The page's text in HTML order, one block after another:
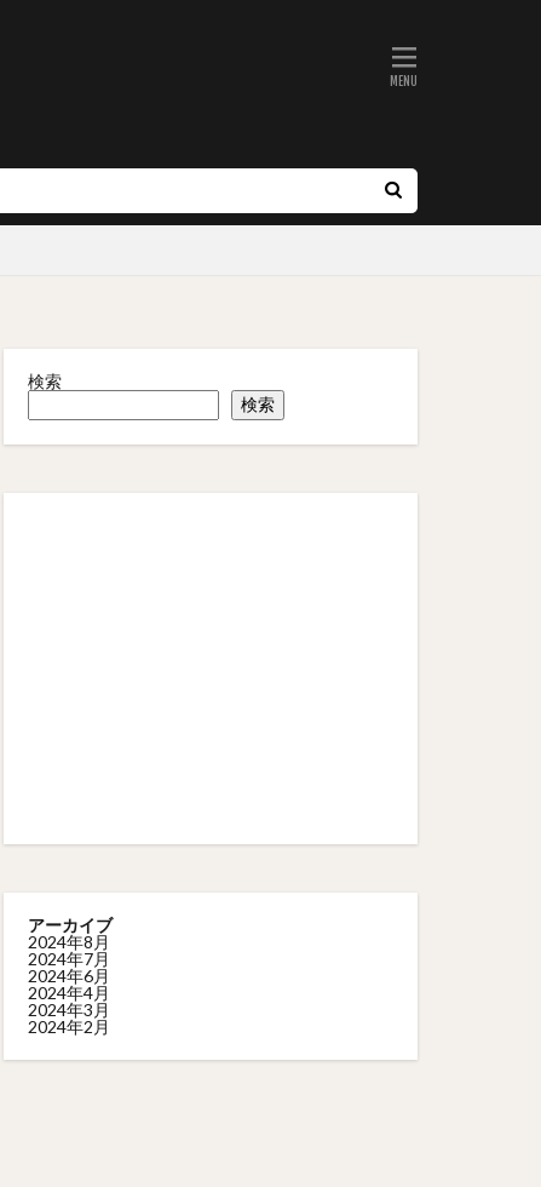
検索
検索
アーカイブ
2024年8月
2024年7月
2024年6月
2024年4月
2024年3月
2024年2月